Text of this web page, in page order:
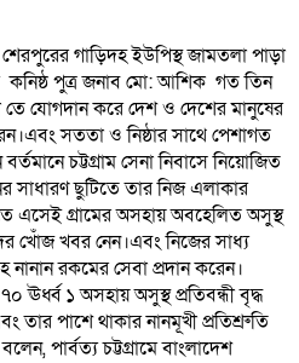
গাড়িদহ ইউপিস্থ জামতলা পাড়া
কনিষ্ঠ পুত্র জনাব মো: আশিক গত তিন
তে যোগদান করে দেশ ও দেশের মানুষের
সততা ও নিষ্ঠার সাথে পেশাগত
চট্টগ্রাম সেনা নিবাসে নিয়োজিত
সাধারণ ছুটিতে তার নিজ এলাকার
এসেই গ্রামের অসহায় অবহেলিত অসুস্থ
খোঁজ খবর নেন।এবং নিজের সাধ্য
রকমের সেবা প্রদান করেন।
ঊর্ধ্ব ১ অসহায় অসুস্থ প্রতিবন্ধী বৃদ্ধ
তার পাশে থাকার নানমূখী প্রতিশ্রুতি
পার্বত্য চট্টগ্রামে বাংলাদেশ